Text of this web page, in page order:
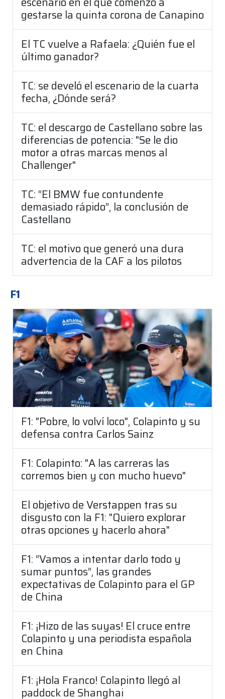
gestarse la quinta corona de Canapino
El TC vuelve a Rafaela: ¿Quién fue el
último ganador?
TC: se develó el escenario de la cuarta
fecha, ¿Dónde será?
TC: el descargo de Castellano sobre las
diferencias de potencia: "Se le dio
motor a otras marcas menos al
Challenger"
TC: “El BMW fue contundente
demasiado rápido”, la conclusión de
Castellano
TC: el motivo que generó una dura
advertencia de la CAF a los pilotos
F1
F1: "Pobre, lo volví loco", Colapinto y su
defensa contra Carlos Sainz
F1: Colapinto: "A las carreras las
corremos bien y con mucho huevo"
El objetivo de Verstappen tras su
disgusto con la F1: "Quiero explorar
otras opciones y hacerlo ahora"
F1: “Vamos a intentar darlo todo y
sumar puntos”, las grandes
expectativas de Colapinto para el GP
de China
F1: ¡Hizo de las suyas! El cruce entre
Colapinto y una periodista española
en China
F1: ¡Hola Franco! Colapinto llegó al
paddock de Shanghai